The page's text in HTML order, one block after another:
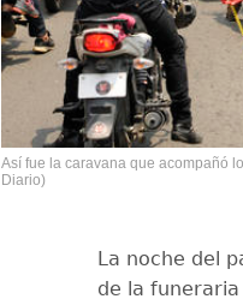
Así fue la caravana que acompañó
Diario)
La noche del
de la